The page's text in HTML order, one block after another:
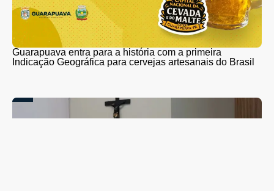
Guarapuava entra para a história com a primeira
Indicação Geográfica para cervejas artesanais do Brasil